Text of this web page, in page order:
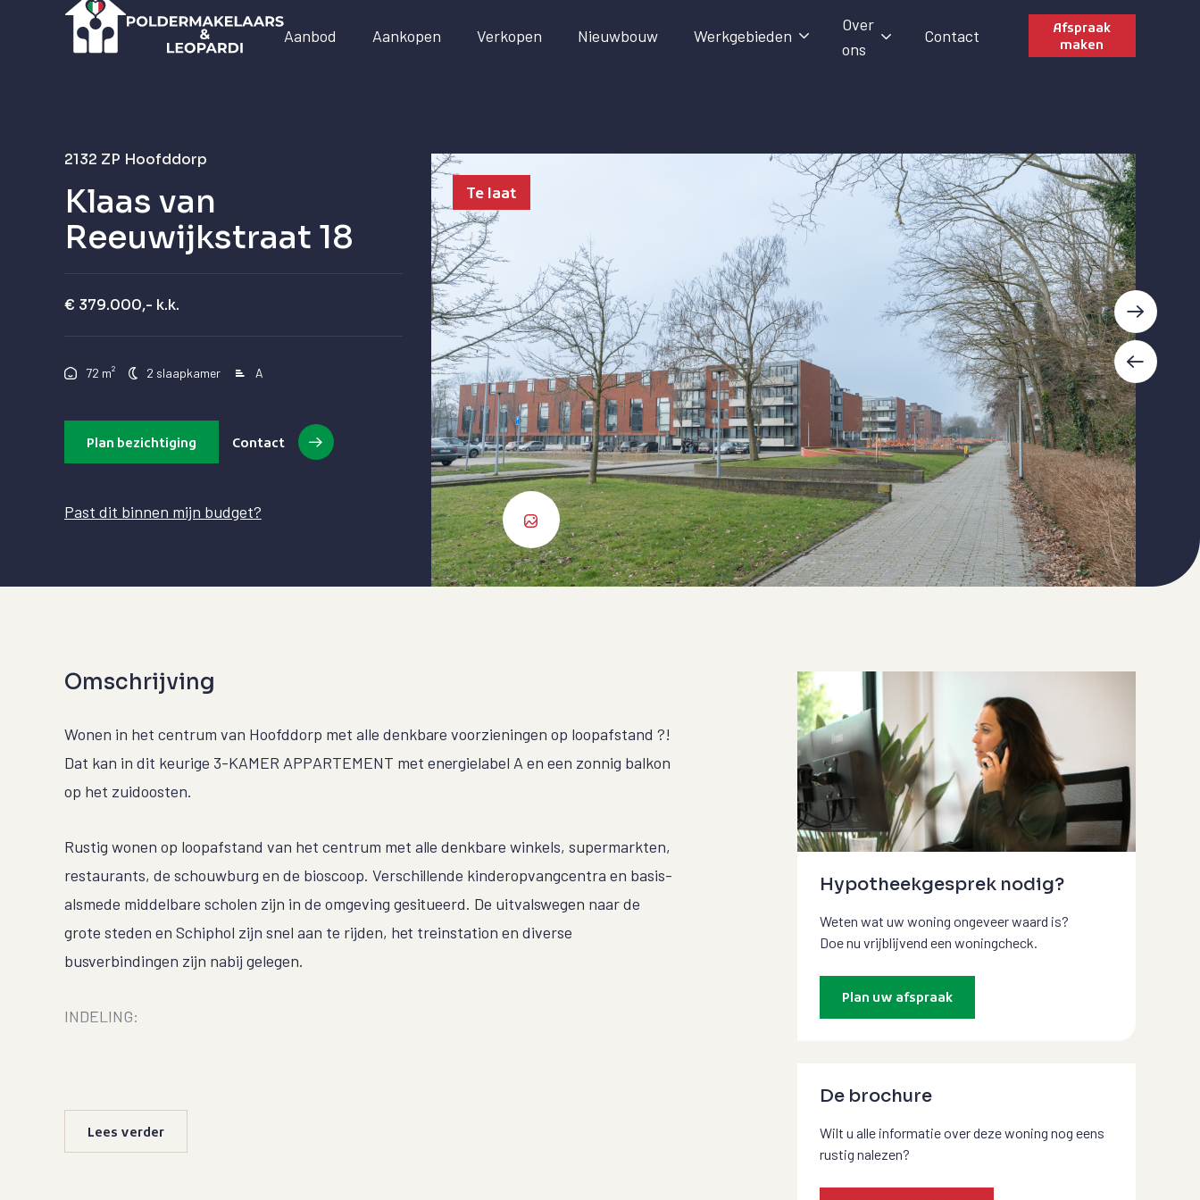
Aanbod Aankopen Verkopen Nieuwbouw Werkgebieden
Over
ons
Contact
Afspraak
maken
2132 ZP Hoofddorp
Klaas van
Reeuwijkstraat 18
€ 379.000,- k.k.
72 m² 2 slaapkamer A
Plan bezichtiging Contact
Past dit binnen mijn budget?
Te laat
Omschrijving
Wonen in het centrum van Hoofddorp met alle denkbare voorzieningen op loopafstand ?!
Dat kan in dit keurige 3-KAMER APPARTEMENT met energielabel A en een zonnig balkon
op het zuidoosten.
Rustig wonen op loopafstand van het centrum met alle denkbare winkels, supermarkten,
restaurants, de schouwburg en de bioscoop. Verschillende kinderopvangcentra en basis-
alsmede middelbare scholen zijn in de omgeving gesitueerd. De uitvalswegen naar de
grote steden en Schiphol zijn snel aan te rijden, het treinstation en diverse
busverbindingen zijn nabij gelegen.
INDELING:
en de algemene (fietsen)berging.
Lees verder
Hypotheekgesprek nodig?
Weten wat uw woning ongeveer waard is?
Doe nu vrijblijvend een woningcheck.
Plan uw afspraak
De brochure
Wilt u alle informatie over deze woning nog eens
rustig nalezen?